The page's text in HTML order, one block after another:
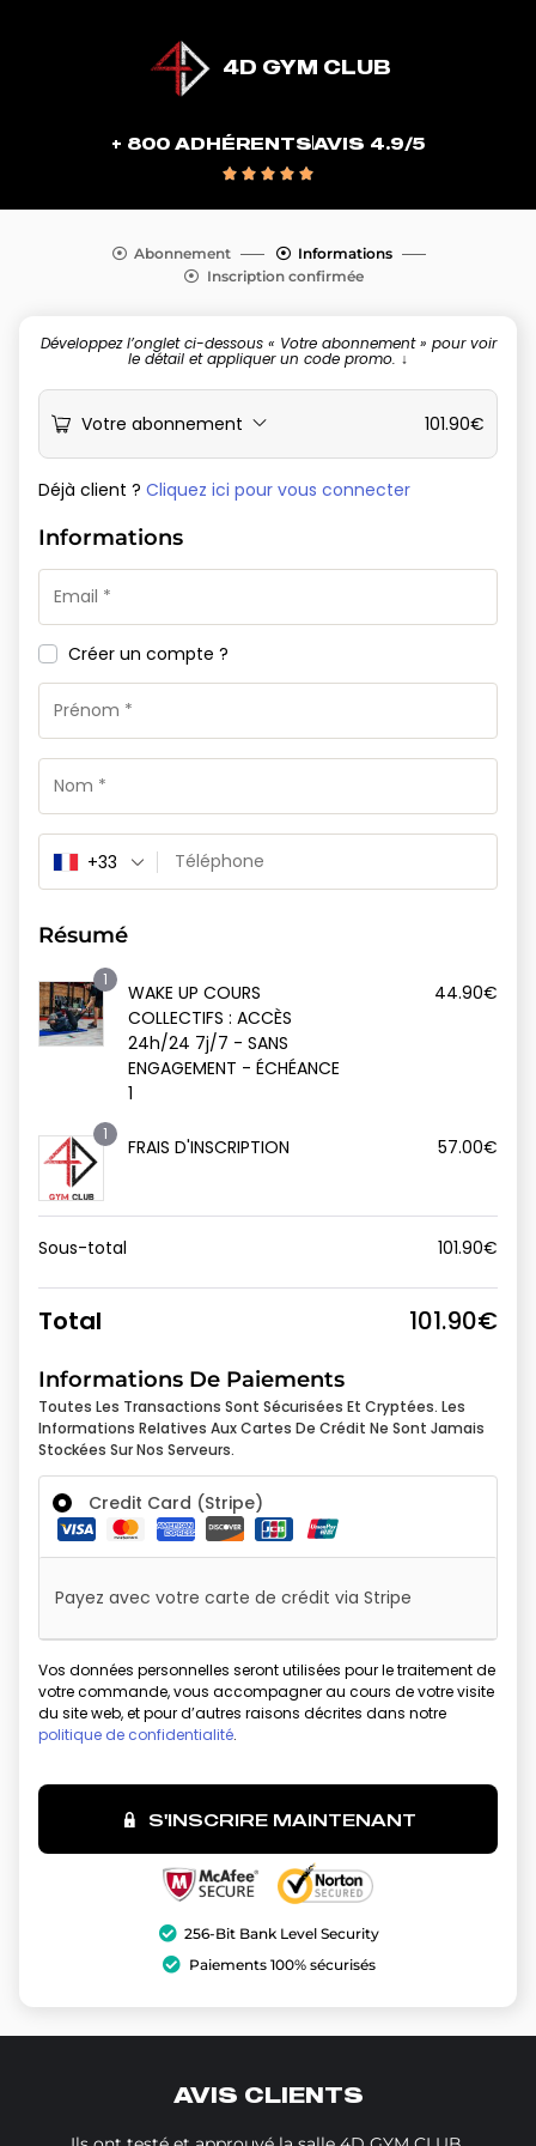
4D GYM CLUB
+ 800 ADHÉRENTSAVIS 4.9/5
    
Abonnement
Informations
Inscription confirmée
Développez l’onglet ci-dessous « Votre abonnement » pour voir
le détail et appliquer un code promo. ↓
Votre abonnement 101.90€
Déjà client ? Cliquez ici pour vous connecter
Informations
Créer un compte ?
+33
Résumé
1
WAKE UP COURS
COLLECTIFS : ACCÈS
24h/24 7j/7 - SANS
ENGAGEMENT - ÉCHÉANCE
1
44.90€
1
FRAIS D'INSCRIPTION 57.00€
Sous-total 101.90€
Total 101.90€
Informations De Paiements
Toutes Les Transactions Sont Sécurisées Et Cryptées. Les
Informations Relatives Aux Cartes De Crédit Ne Sont Jamais
Stockées Sur Nos Serveurs.
Credit Card (Stripe)
Payez avec votre carte de crédit via Stripe
Vos données personnelles seront utilisées pour le traitement de
votre commande, vous accompagner au cours de votre visite
du site web, et pour d’autres raisons décrites dans notre
politique de confidentialité.
S'INSCRIRE MAINTENANT
256-Bit Bank Level Security
Paiements 100% sécurisés
AVIS CLIENTS